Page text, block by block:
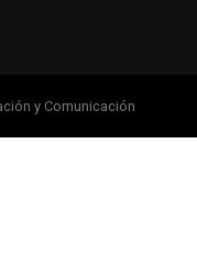
y Comunicación